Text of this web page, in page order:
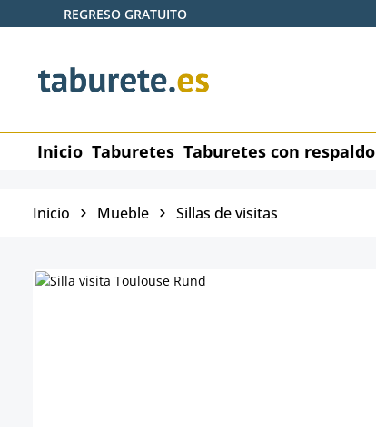
al contenido principal
Saltar a la búsqueda
Saltar a la navegación principal
REGRESO GRATUITO
Inicio Taburetes Taburetes con respaldo
Inicio Mueble Sillas de visitas